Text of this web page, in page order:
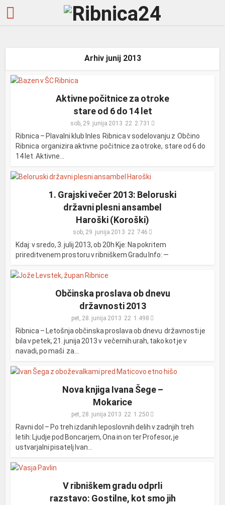
Arhiv junij 2013
Aktivne počitnice za otroke
stare od 6 do 14 let
sob, 29. junija 2013 2.731
Ribnica – Plavalni klub Inles Ribnica v sodelovanju z Občino
Ribnica organizira aktivne počitnice za otroke, stare od 6 do
14 let. Aktivne...
1. Grajski večer 2013: Beloruski
državni plesni ansambel
Haroški (Koroški)
sob, 29. junija 2013 746
Kdaj: v sredo, 3. julij 2013, ob 20h Kje: Na pokritem
prireditvenem prostoru v ribniškem Gradu Info: —
Občinska proslava ob dnevu
državnosti 2013
pet, 28. junija 2013 1.498
Ribnica – Letošnja občinska proslava ob dnevu državnosti je
bila v petek, 21. junija 2013 v večernih urah, tako kot je v
navadi, po maši za...
Nova knjiga Ivana Šege –
Mokarice
pet, 28. junija 2013 1.250
Ravni dol – Po treh izdanih leposlovnih delih v zadnjih treh
letih: Ljudje pod Boncarjem, Ona in on ter Profesor, je
ustvarjalni pisatelj Ivan...
V ribniškem gradu odprli
razstavo: Gostilne, kot smo jih